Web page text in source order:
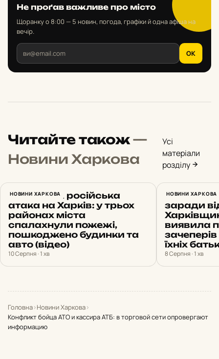
Не проґав важливе про місто
Щоранку о 8:00 — 5 новин, погода, графіки й одна афіша на
вечір.
OK
Читайте також—
Новини Харкова
Усі
матеріали
розділу
НОВИНИ ХАРКОВА
Масована російська
атака на Харків: у трьох
районах міста
спалахнули пожежі,
пошкоджено будинки та
авто (відео)
10 Серпня · 1 хв
НОВИНИ ХАРКОВА
заради
виявила
їхніх
8 Серпня · 1 хв
Головна›Новини Харкова›
Конфликт бойца АТО и кассира АТБ: в торговой сети опровергают
информацию